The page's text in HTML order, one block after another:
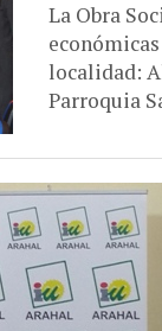
La Obra
localidad:
Parroquia